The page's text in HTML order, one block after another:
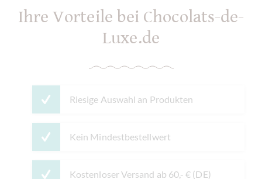
Ihre Vorteile bei Chocolats-de-
Luxe.de
Riesige Auswahl an Produkten
Kein Mindestbestellwert
Kostenloser Versand ab 60,- € (DE)